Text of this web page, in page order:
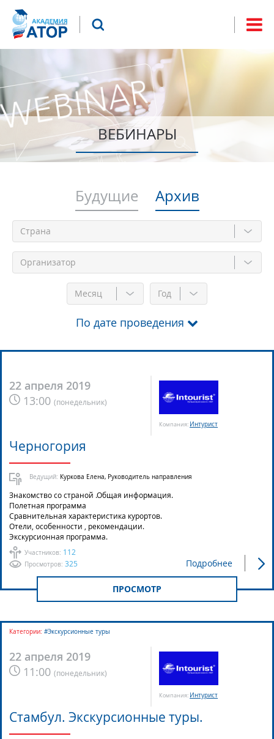
поиска
Что будем искать?
ВЕБИНАРЫ
Будущие Архив
Месяц Год
По дате проведения
22 апреля 2019
13:00 (понедельник)
Компания: Интурист
Участников: 112
Просмотров: 325
Черногория
Ведущий: Куркова Елена, Руководитель направления
Знакомство со страной .Общая информация.
Полетная программа
Сравнительная характеристика курортов.
Отели, особенности , рекомендации.
Экскурсионная программа.
Подробнее
ПРОСМОТР
22 апреля 2019
11:00 (понедельник)
Компания: Интурист
Категории: #Экскурсионные туры
Стамбул. Экскурсионные туры.